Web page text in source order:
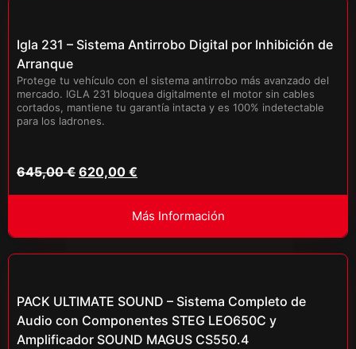
Igla 231 – Sistema Antirrobo Digital por Inhibición de
Arranque
Protege tu vehículo con el sistema antirrobo más avanzado del
mercado. IGLA 231 bloquea digitalmente el motor sin cables
cortados, mantiene tu garantía intacta y es 100% indetectable
para los ladrones.
645,00€ 620,00 €
Más Información
PACK ULTIMATE SOUND – Sistema Completo de
Audio con Componentes STEG LEO650C y
Amplificador SOUND MAGUS CS550.4